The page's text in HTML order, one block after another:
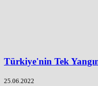
Türkiye'nin Tek
25.06.2022